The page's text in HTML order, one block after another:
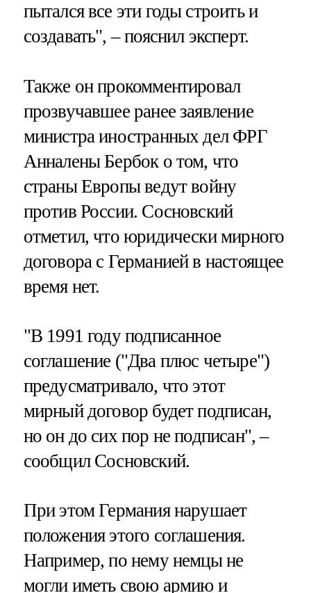
пытался все эти годы строить и
создавать", – пояснил эксперт.
Также он прокомментировал
прозвучавшее ранее заявление
министра иностранных дел ФРГ
Анналены Бербок о том, что
страны Европы ведут войну
против России. Сосновский
отметил, что юридически мирного
договора с Германией в настоящее
время нет.
"В 1991 году подписанное
соглашение ("Два плюс четыре")
предусматривало, что этот
мирный договор будет подписан,
но он до сих пор не подписан", –
сообщил Сосновский.
При этом Германия нарушает
положения этого соглашения.
Например, по нему немцы не
могли иметь свою армию и